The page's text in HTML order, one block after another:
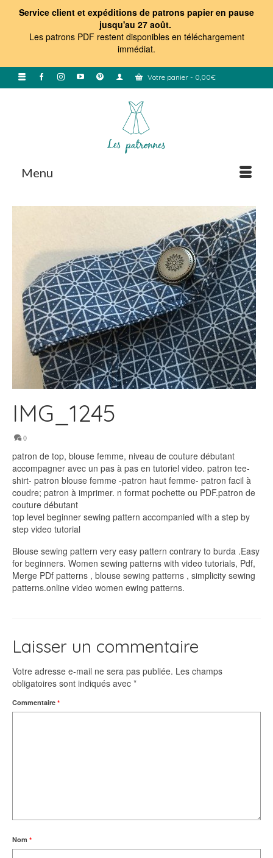
Service client et expéditions de patrons papier en pause
jusqu'au 27 août.
Les patrons PDF restent disponibles en téléchargement
immédiat.
Votre panier - 0,00€
Menu
IMG_1245
0
patron de top, blouse femme, niveau de couture débutant
accompagner avec un pas à pas en tutoriel video. patron tee-
shirt- patron blouse femme -patron haut femme- patron facil à
coudre; patron à imprimer. n format pochette ou PDF.patron de
couture débutant
top level beginner sewing pattern accompanied with a step by
step video tutorial
Blouse sewing pattern very easy pattern contrary to burda .Easy
for beginners. Women sewing patterns with video tutorials, Pdf,
Merge PDf patterns , blouse sewing patterns , simplicity sewing
patterns.online video women ewing patterns.
Laisser un commentaire
Votre adresse e-mail ne sera pas publiée. Les champs
obligatoires sont indiqués avec *
Commentaire *
Nom *